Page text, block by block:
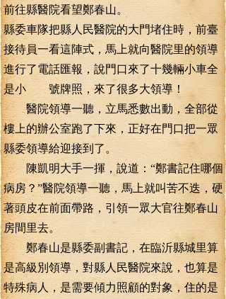
前往縣醫院看望鄭春山。
縣委車隊把縣人民醫院的大門堵住時，前臺
接待員一看這陣式，馬上就向醫院里的領導
進行了電話匯報，說門口來了十幾輛小車全
是小 號牌照，來了很多大領導！
醫院領導一聽，立馬悉數出動，全部從
樓上的辦公室跑了下來，正好在門口把一眾
縣委領導給迎接到了。
陳凱明大手一揮，說道：“鄭書記住哪個
病房？”醫院領導一聽，馬上就叫苦不迭，硬
著頭皮在前面帶路，引領一眾大官往鄭春山
房間里去。
鄭春山是縣委副書記，在臨沂縣城里算
是高級別領導，對縣人民醫院來說，也算是
特殊病人，是需要傾力照顧的對象，住的是